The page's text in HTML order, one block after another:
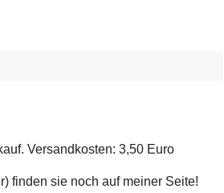
Versandkosten: 3,50 Euro
finden sie noch auf meiner Seite!